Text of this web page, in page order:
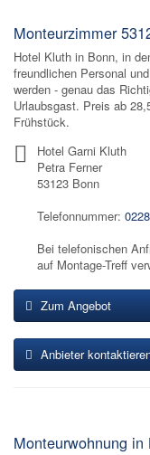
Monteurzimmer
Hotel Kluth in Bonn, in
freundlichen Personal
werden - genau das
Urlaubsgast. Preis ab
Frühstück.
Hotel Garni Kluth
Petra Ferner
53123 Bonn
Telefonnummer:
Bei telefonischen
auf Montage-Treff
Zum Angebot
Anbieter
Monteurwohnung